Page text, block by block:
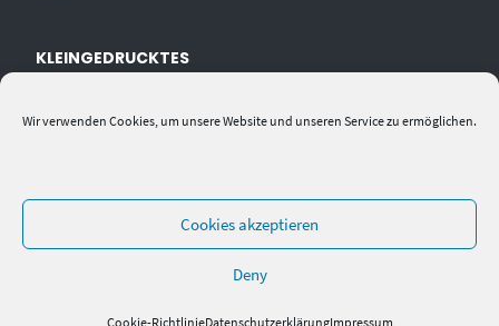
Wir verwenden Cookies, um unsere Website und unseren Service zu ermöglichen.
Cookies akzeptieren
Deny
Cookie-RichtlinieDatenschutzerklärungImpressum
KLEINGEDRUCKTES
Impressum